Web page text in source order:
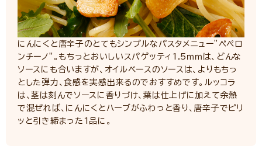
にんにくと唐辛子のとてもシンプルなパスタメニュー”ペペロ
ンチーノ”。もちっとおいしいスパゲッティ1.5ｍｍは、どんな
ソースにも合いますが、オイルベースのソースは、よりもちっ
とした弾力、食感を実感出来るのでおすすめです。ルッコラ
は、茎は刻んでソースに香りづけ、葉は仕上げに加えて余熱
で混ぜれば、にんにくとハーブがふわっと香り、唐辛子でピリ
ッと引き締まった1品に。